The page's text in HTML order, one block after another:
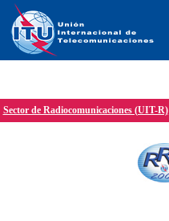
Sector de Radiocomunicaciones (UIT-R)